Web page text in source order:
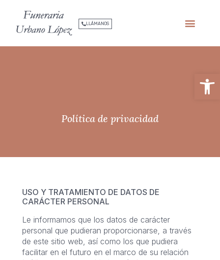
LLÁMANOS
Política de privacidad
USO Y TRATAMIENTO DE DATOS DE
CARÁCTER PERSONAL
Le informamos que los datos de carácter
personal que pudieran proporcionarse, a través
de este sitio web, así como los que pudiera
facilitar en el futuro en el marco de su relación